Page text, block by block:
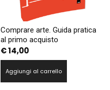
Comprare arte. Guida pratica
al primo acquisto
€14,00
Aggiungi al carrello